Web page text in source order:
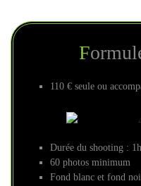
110 € seule ou
Durée du shooting :
60 photos minimum
Fond blanc et fond